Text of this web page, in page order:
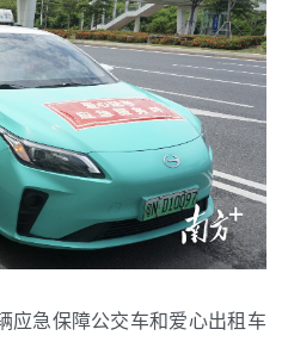
急保障公交车和爱心出租车